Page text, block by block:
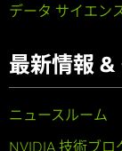
データ サイエン
最新情報 &
ニュースルーム
NVIDIA 技術ブロ